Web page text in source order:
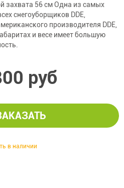
захвата 56 см Одна из самых
снегоуборщиков DDE,
производителя DDE,
и весе имеет большую
руб
в наличии